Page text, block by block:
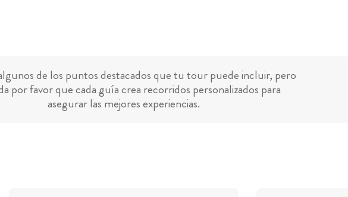
de los puntos destacados que tu tour puede incluir, pero
por favor que cada guía crea recorridos personalizados para
asegurar las mejores experiencias.